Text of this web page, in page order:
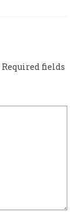
Required fields